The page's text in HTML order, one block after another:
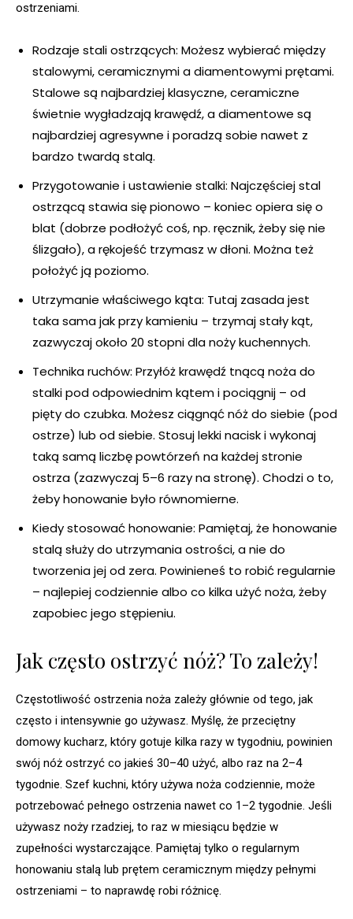
ostrzeniami.
Rodzaje stali ostrzących: Możesz wybierać między
stalowymi, ceramicznymi a diamentowymi prętami.
Stalowe są najbardziej klasyczne, ceramiczne
świetnie wygładzają krawędź, a diamentowe są
najbardziej agresywne i poradzą sobie nawet z
bardzo twardą stalą.
Przygotowanie i ustawienie stalki: Najczęściej stal
ostrzącą stawia się pionowo – koniec opiera się o
blat (dobrze podłożyć coś, np. ręcznik, żeby się nie
ślizgało), a rękojeść trzymasz w dłoni. Można też
położyć ją poziomo.
Utrzymanie właściwego kąta: Tutaj zasada jest
taka sama jak przy kamieniu – trzymaj stały kąt,
zazwyczaj około 20 stopni dla noży kuchennych.
Technika ruchów: Przyłóż krawędź tnącą noża do
stalki pod odpowiednim kątem i pociągnij – od
pięty do czubka. Możesz ciągnąć nóż do siebie (pod
ostrze) lub od siebie. Stosuj lekki nacisk i wykonaj
taką samą liczbę powtórzeń na każdej stronie
ostrza (zazwyczaj 5–6 razy na stronę). Chodzi o to,
żeby honowanie było równomierne.
Kiedy stosować honowanie: Pamiętaj, że honowanie
stalą służy do utrzymania ostrości, a nie do
tworzenia jej od zera. Powinieneś to robić regularnie
– najlepiej codziennie albo co kilka użyć noża, żeby
zapobiec jego stępieniu.
Jak często ostrzyć nóż? To zależy!
Częstotliwość ostrzenia noża zależy głównie od tego, jak
często i intensywnie go używasz. Myślę, że przeciętny
domowy kucharz, który gotuje kilka razy w tygodniu, powinien
swój nóż ostrzyć co jakieś 30–40 użyć, albo raz na 2–4
tygodnie. Szef kuchni, który używa noża codziennie, może
potrzebować pełnego ostrzenia nawet co 1–2 tygodnie. Jeśli
używasz noży rzadziej, to raz w miesiącu będzie w
zupełności wystarczające. Pamiętaj tylko o regularnym
honowaniu stalą lub prętem ceramicznym między pełnymi
ostrzeniami – to naprawdę robi różnicę.